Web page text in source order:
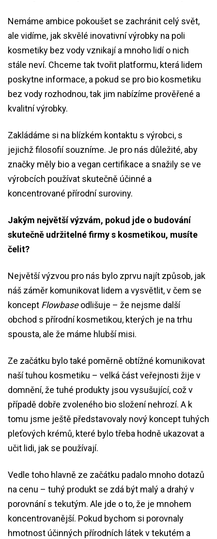
Nemáme ambice pokoušet se zachránit celý svět,
ale vidíme, jak skvělé inovativní výrobky na poli
kosmetiky bez vody vznikají a mnoho lidí o nich
stále neví. Chceme tak tvořit platformu, která lidem
poskytne informace, a pokud se pro bio kosmetiku
bez vody rozhodnou, tak jim nabízíme prověřené a
kvalitní výrobky.
Zakládáme si na blízkém kontaktu s výrobci, s
jejichž filosofií souzníme. Je pro nás důležité, aby
značky měly bio a vegan certifikace a snažily se ve
výrobcích používat skutečně účinné a
koncentrované přírodní suroviny.
Jakým největší výzvám, pokud jde o budování
skutečně udržitelné firmy s kosmetikou, musíte
čelit?
Největší výzvou pro nás bylo zprvu najít způsob, jak
náš záměr komunikovat lidem a vysvětlit, v čem se
koncept Flowbaseodlišuje – že nejsme další
obchod s přírodní kosmetikou, kterých je na trhu
spousta, ale že máme hlubší misi.
Ze začátku bylo také poměrně obtížné komunikovat
naší tuhou kosmetiku – velká část veřejnosti žije v
domnění, že tuhé produkty jsou vysušující, což v
případě dobře zvoleného bio složení nehrozí. A k
tomu jsme ještě představovaly nový koncept tuhých
pleťových krémů, které bylo třeba hodně ukazovat a
učit lidi, jak se používají.
Vedle toho hlavně ze začátku padalo mnoho dotazů
na cenu – tuhý produkt se zdá být malý a drahý v
porovnání s tekutým. Ale jde o to, že je mnohem
koncentrovanější. Pokud bychom si porovnaly
hmotnost účinných přírodních látek v tekutém a